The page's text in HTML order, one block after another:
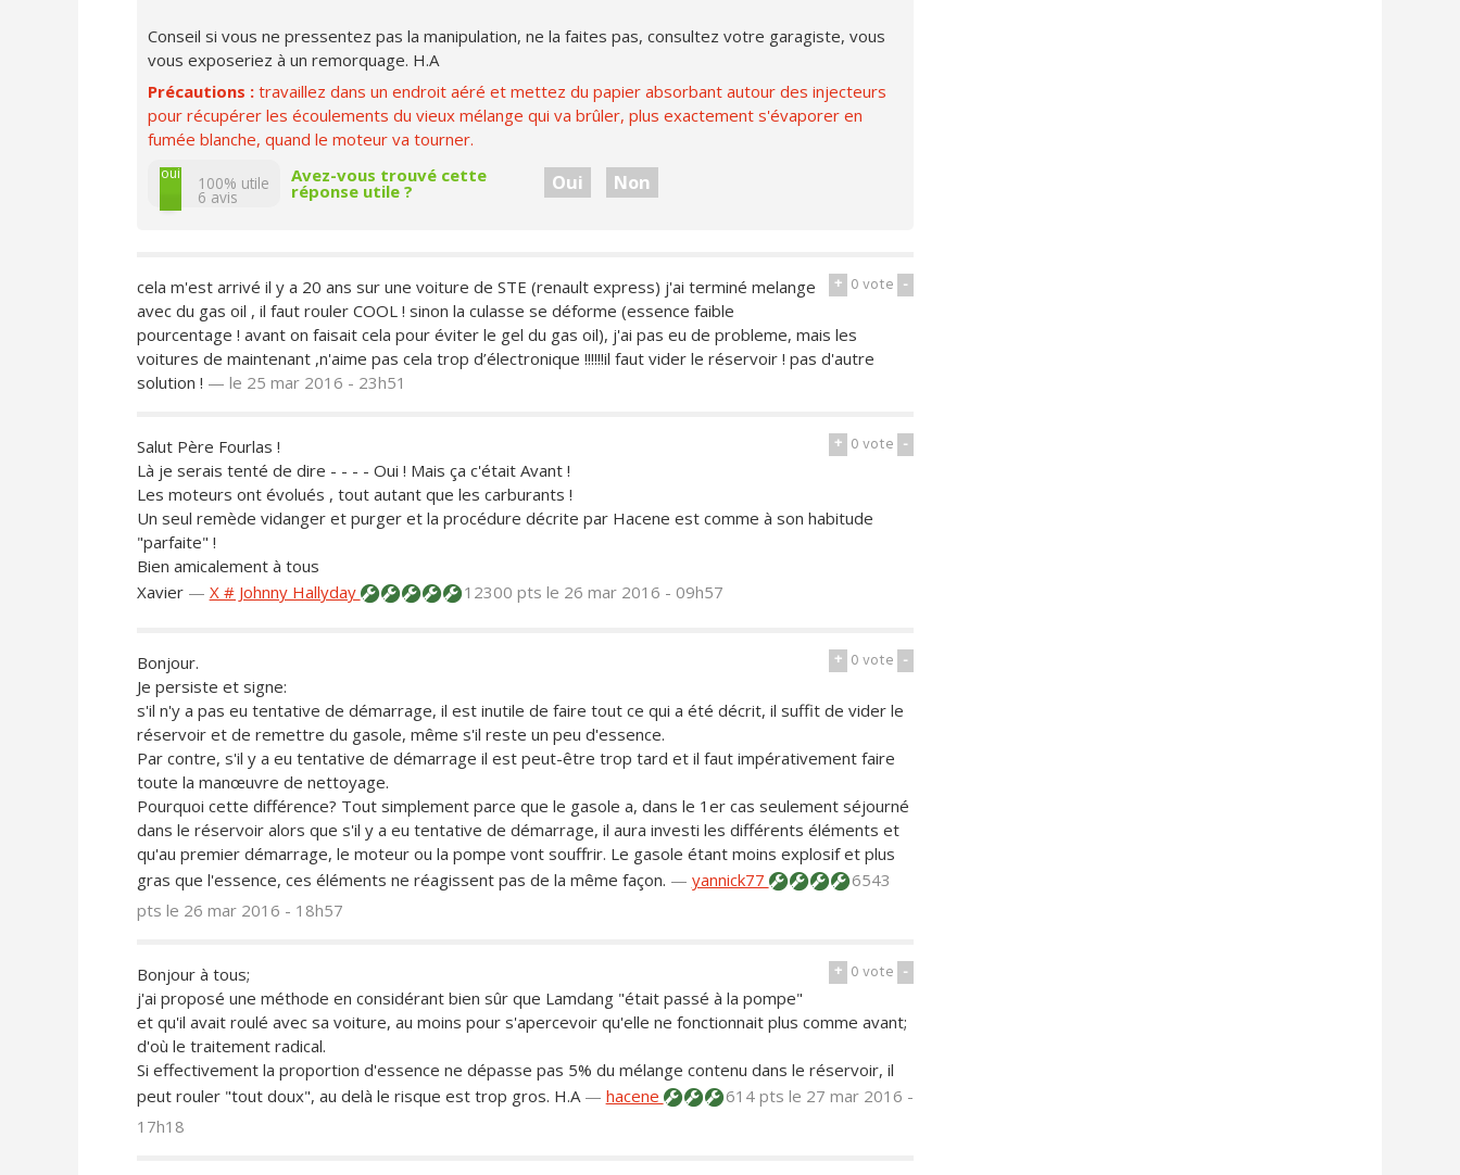
Conseil si vous ne pressentez pas la manipulation, ne la faites pas, consultez votre garagiste, vous
vous exposeriez à un remorquage. H.A
Précautions : travaillez dans un endroit aéré et mettez du papier absorbant autour des injecteurs
pour récupérer les écoulements du vieux mélange qui va brûler, plus exactement s'évaporer en
fumée blanche, quand le moteur va tourner.
non
oui 100% utile
6 avis
Avez-vous trouvé cette
réponse utile ? Oui Non
+ 0vote -
cela m'est arrivé il y a 20 ans sur une voiture de STE (renault express) j'ai terminé melange
avec du gas oil , il faut rouler COOL ! sinon la culasse se déforme (essence faible
pourcentage ! avant on faisait cela pour éviter le gel du gas oil), j'ai pas eu de probleme, mais les
voitures de maintenant ,n'aime pas cela trop d’électronique !!!!!!il faut vider le réservoir ! pas d'autre
solution ! — le 25 mar 2016 - 23h51
+ 0vote -
Salut Père Fourlas !
Là je serais tenté de dire - - - - Oui ! Mais ça c'était Avant !
Les moteurs ont évolués , tout autant que les carburants !
Un seul remède vidanger et purger et la procédure décrite par Hacene est comme à son habitude
"parfaite" !
Bien amicalement à tous
Xavier — X # Johnny Hallyday 12300 pts le 26 mar 2016 - 09h57
+ 0vote -
Bonjour.
Je persiste et signe:
s'il n'y a pas eu tentative de démarrage, il est inutile de faire tout ce qui a été décrit, il suffit de vider le
réservoir et de remettre du gasole, même s'il reste un peu d'essence.
Par contre, s'il y a eu tentative de démarrage il est peut-être trop tard et il faut impérativement faire
toute la manœuvre de nettoyage.
Pourquoi cette différence? Tout simplement parce que le gasole a, dans le 1er cas seulement séjourné
dans le réservoir alors que s'il y a eu tentative de démarrage, il aura investi les différents éléments et
qu'au premier démarrage, le moteur ou la pompe vont souffrir. Le gasole étant moins explosif et plus
gras que l'essence, ces éléments ne réagissent pas de la même façon. — yannick77
6543
pts le 26 mar 2016 - 18h57
+ 0vote -
Bonjour à tous;
j'ai proposé une méthode en considérant bien sûr que Lamdang "était passé à la pompe"
et qu'il avait roulé avec sa voiture, au moins pour s'apercevoir qu'elle ne fonctionnait plus comme avant;
d'où le traitement radical.
Si effectivement la proportion d'essence ne dépasse pas 5% du mélange contenu dans le réservoir, il
peut rouler "tout doux", au delà le risque est trop gros. H.A — hacene 614 pts le 27 mar 2016 -
17h18